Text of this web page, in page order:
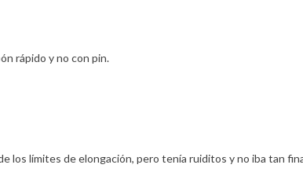
rápido y no con pin.
los límites de elongación, pero tenía ruiditos y no iba tan